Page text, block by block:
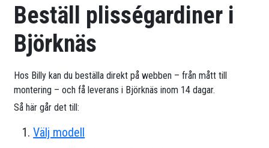
Beställ plisségardiner i
Björknäs
Hos Billy kan du beställa direkt på webben – från mått till
montering – och få leverans i Björknäs inom 14 dagar.
Så här går det till:
Välj modell